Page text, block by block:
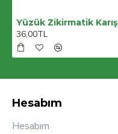
36,00TL
Hesabım
Hesabım